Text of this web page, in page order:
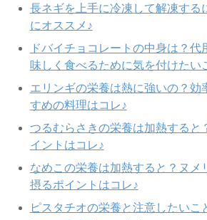
長ネギを上手に冷凍して解凍する
にオススメ♪
ドバイチョコレートの中身は？代
味しく食べるために気を付けたい
エリンギの栄養は熱に強いの？効
すめの料理はコレ♪
つるむらさきの栄養は加熱すると
イントはコレ♪
なめこの栄養は加熱すると？ヌメ
摂るポイントはコレ♪
ピスタチオの栄養と注意したいこ